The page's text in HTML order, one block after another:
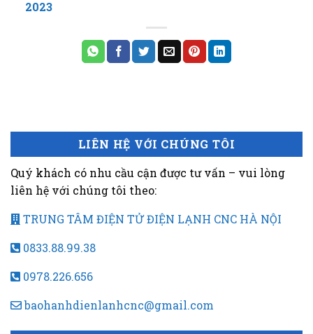
2023
LIÊN HỆ VỚI CHÚNG TÔI
Quý khách có nhu cầu cận được tư vấn – vui lòng
liên hệ với chúng tôi theo:
TRUNG TÂM ĐIỆN TỬ ĐIỆN LẠNH CNC HÀ NỘI
0833.88.99.38
0978.226.656
baohanhdienlanhcnc@gmail.com